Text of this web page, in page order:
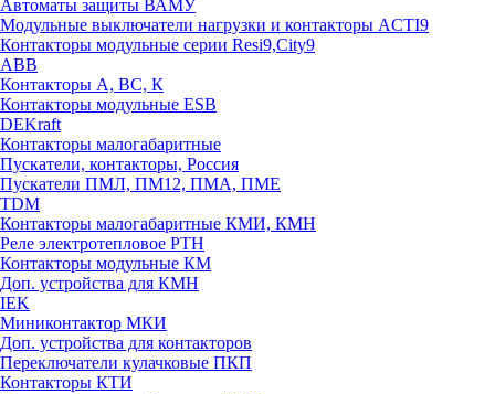
Автоматы защиты ВАМУ
Модульные выключатели нагрузки и контакторы ACTI9
Контакторы модульные серии Resi9,City9
ABB
Контакторы А, ВС, К
Контакторы модульные ESB
DEKraft
Контакторы малогабаритные
Пускатели, контакторы, Россия
Пускатели ПМЛ, ПМ12, ПМА, ПМЕ
TDM
Контакторы малогабаритные КМИ, КМН
Реле электротепловое РТН
Контакторы модульные КМ
Доп. устройства для КМН
IEK
Миниконтактор МКИ
Доп. устройства для контакторов
Переключатели кулачковые ПКП
Контакторы КТИ